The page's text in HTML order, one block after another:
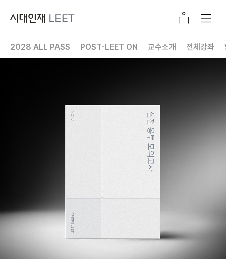
2028 ALL PASS POST-LEET ON 교수소개 전체강좌